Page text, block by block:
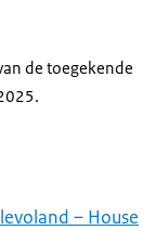
de toegekende
– House